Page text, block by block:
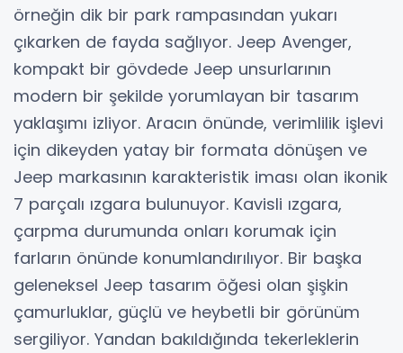
örneğin dik bir park rampasından yukarı
çıkarken de fayda sağlıyor. Jeep Avenger,
kompakt bir gövdede Jeep unsurlarının
modern bir şekilde yorumlayan bir tasarım
yaklaşımı izliyor. Aracın önünde, verimlilik işlevi
için dikeyden yatay bir formata dönüşen ve
Jeep markasının karakteristik iması olan ikonik
7 parçalı ızgara bulunuyor. Kavisli ızgara,
çarpma durumunda onları korumak için
farların önünde konumlandırılıyor. Bir başka
geleneksel Jeep tasarım öğesi olan şişkin
çamurluklar, güçlü ve heybetli bir görünüm
sergiliyor. Yandan bakıldığında tekerleklerin